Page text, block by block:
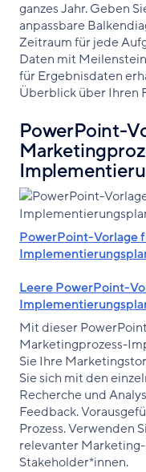
ganzes Jahr. Geben
anpassbare
Zeitraum für jede
Daten mit
für Ergebnisdaten
Überblick über Ihren
PowerPoint-
PowerPoint-Vorlage
Leere PowerPoint-
Mit dieser
Marketingprozess-
Sie Ihre
Sie sich mit den
Recherche und
Feedback.
Prozess. Verwenden
relevanter
Stakeholder*innen.